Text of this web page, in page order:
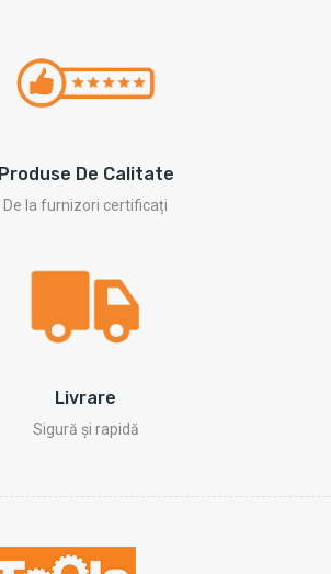
Produse De Calitate
De la furnizori certificați
Livrare
Sigură și rapidă